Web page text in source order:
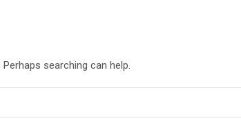
searching can help.